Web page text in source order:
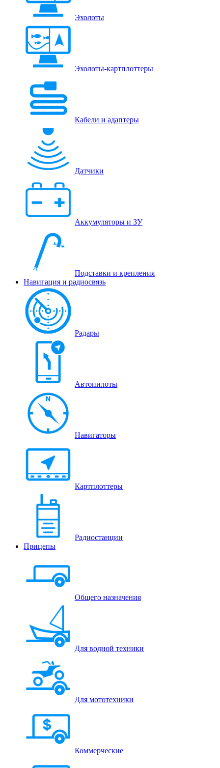
Эхолоты
Эхолоты-картплоттеры
Кабели и адаптеры
Датчики
Аккумуляторы и ЗУ
Подставки и крепления
Навигация и радиосвязь
Радары
Автопилоты
Навигаторы
Картплоттеры
Радиостанции
Прицепы
Общего назначения
Для водной техники
Для мототехники
Коммерческие